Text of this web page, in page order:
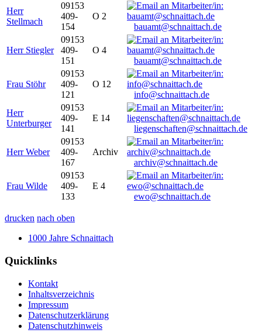
Herr
Stellmach
09153
409-
154
O 2
bauamt@schnaittach.de
Herr Stiegler
09153
409-
151
O 4
bauamt@schnaittach.de
Frau Stöhr
09153
409-
121
O 12
info@schnaittach.de
Herr
Unterburger
09153
409-
141
E 14
liegenschaften@schnaittach.de
Herr Weber
09153
409-
167
Archiv
archiv@schnaittach.de
Frau Wilde
09153
409-
133
E 4
ewo@schnaittach.de
drucken nach oben
1000 Jahre Schnaittach
Quicklinks
Kontakt
Inhaltsverzeichnis
Impressum
Datenschutzerklärung
Datenschutzhinweis